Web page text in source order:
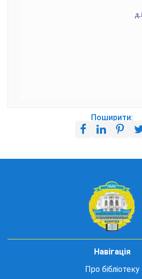
Поширити:
Навігація
Про бібліотеку